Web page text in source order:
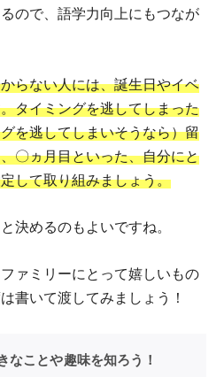
ので、語学力向上にもつなが
らない人には、誕生日やイベ
タイミングを逃してしまった
を逃してしまいそうなら）留
〇ヵ月目といった、自分にと
して取り組みましょう。
決めるのもよいですね。
ァミリーにとって嬉しいもの
書いて渡してみましょう！
なことや趣味を知ろう！